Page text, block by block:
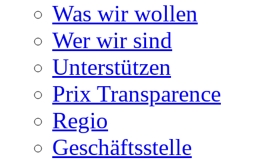
Was wir wollen
Wer wir sind
Unterstützen
Prix Transparence
Regio
Geschäftsstelle